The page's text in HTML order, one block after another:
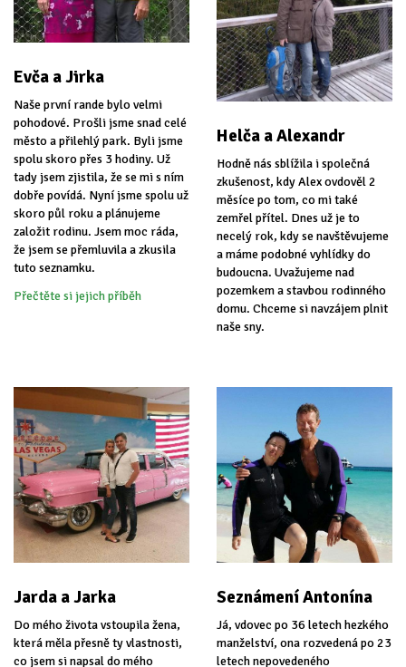
Evča a Jirka
Naše první rande bylo velmi
pohodové. Prošli jsme snad celé
město a přilehlý park. Byli jsme
spolu skoro přes 3 hodiny. Už
tady jsem zjistila, že se mi s ním
dobře povídá. Nyní jsme spolu už
skoro půl roku a plánujeme
založit rodinu. Jsem moc ráda,
že jsem se přemluvila a zkusila
tuto seznamku.
Přečtěte si jejich příběh
Helča a Alexandr
Hodně nás sblížila i společná
zkušenost, kdy Alex ovdověl 2
měsíce po tom, co mi také
zemřel přítel. Dnes už je to
necelý rok, kdy se navštěvujeme
a máme podobné vyhlídky do
budoucna. Uvažujeme nad
pozemkem a stavbou rodinného
domu. Chceme si navzájem plnit
naše sny.
Jarda a Jarka
Do mého života vstoupila žena,
která měla přesně ty vlastnosti,
co jsem si napsal do mého
Seznámení Antonína
Já, vdovec po 36 letech hezkého
manželství, ona rozvedená po 23
letech nepovedeného